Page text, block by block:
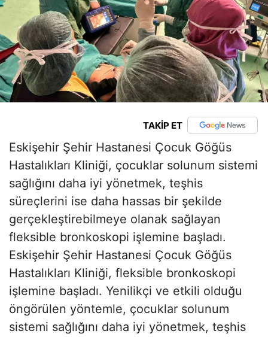
TAKİP ET
Eskişehir Şehir Hastanesi Çocuk Göğüs
Hastalıkları Kliniği, çocuklar solunum sistemi
sağlığını daha iyi yönetmek, teşhis
süreçlerini ise daha hassas bir şekilde
gerçekleştirebilmeye olanak sağlayan
fleksible bronkoskopi işlemine başladı.
Eskişehir Şehir Hastanesi Çocuk Göğüs
Hastalıkları Kliniği, fleksible bronkoskopi
işlemine başladı. Yenilikçi ve etkili olduğu
öngörülen yöntemle, çocuklar solunum
sistemi sağlığını daha iyi yönetmek, teşhis